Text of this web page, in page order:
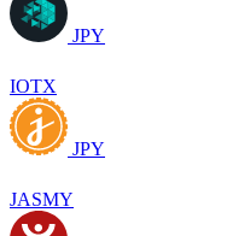
JPY
IOTX
JPY
JASMY